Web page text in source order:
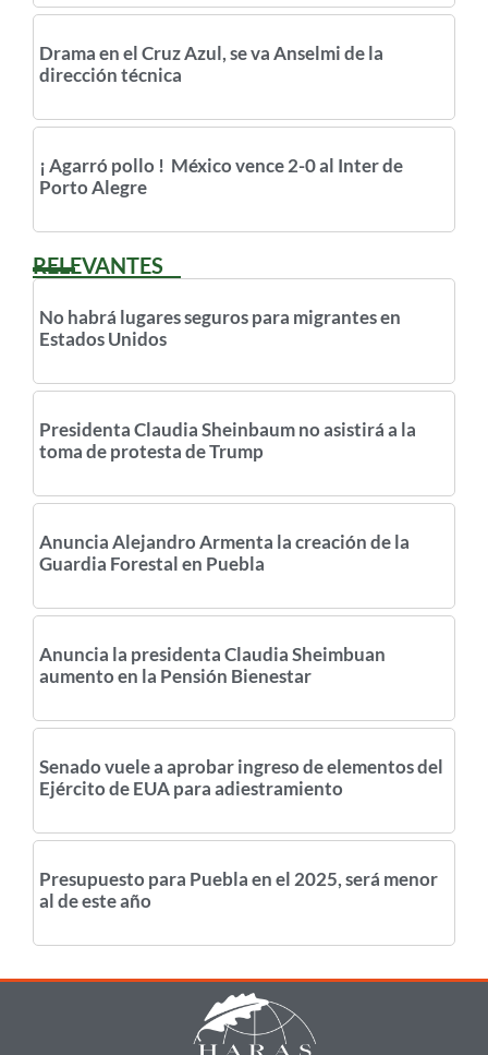
Drama en el Cruz Azul, se va Anselmi de la
dirección técnica
¡ Agarró pollo ! México vence 2-0 al Inter de
Porto Alegre
RELEVANTES
No habrá lugares seguros para migrantes en
Estados Unidos
Presidenta Claudia Sheinbaum no asistirá a la
toma de protesta de Trump
Anuncia Alejandro Armenta la creación de la
Guardia Forestal en Puebla
Anuncia la presidenta Claudia Sheimbuan
aumento en la Pensión Bienestar
Senado vuele a aprobar ingreso de elementos del
Ejército de EUA para adiestramiento
Presupuesto para Puebla en el 2025, será menor
al de este año